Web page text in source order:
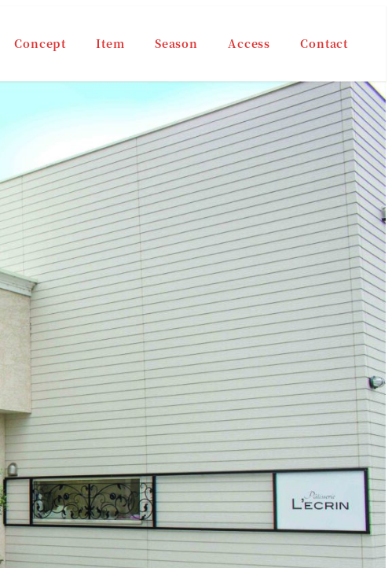
Concept Item Season Access Contact